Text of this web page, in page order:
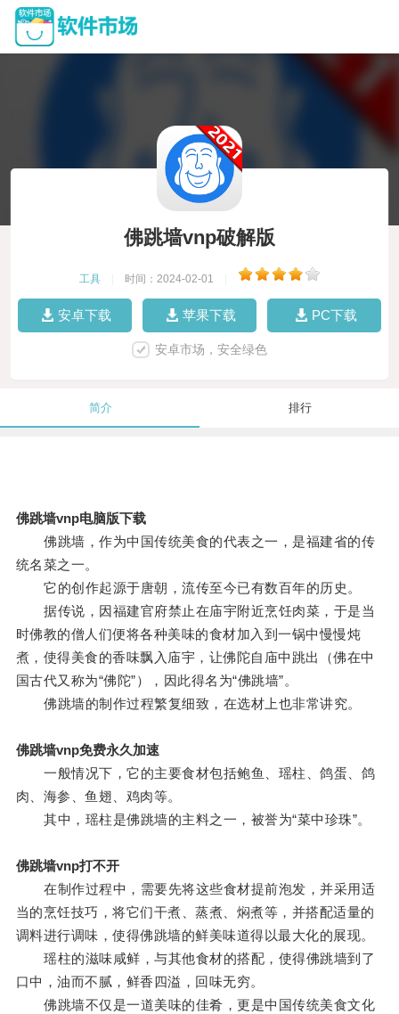
佛跳墙vnp破解版
工具 时间：2024-02-01
安卓下载 苹果下载 PC下载
安卓市场，安全绿色
简介 排行
佛跳墙vnp电脑版下载
佛跳墙，作为中国传统美食的代表之一，是福建省的传
统名菜之一。
它的创作起源于唐朝，流传至今已有数百年的历史。
据传说，因福建官府禁止在庙宇附近烹饪肉菜，于是当
时佛教的僧人们便将各种美味的食材加入到一锅中慢慢炖
煮，使得美食的香味飘入庙宇，让佛陀自庙中跳出（佛在中
国古代又称为“佛陀”），因此得名为“佛跳墙”。
佛跳墙的制作过程繁复细致，在选材上也非常讲究。
佛跳墙vnp免费永久加速
一般情况下，它的主要食材包括鲍鱼、瑶柱、鸽蛋、鸽
肉、海参、鱼翅、鸡肉等。
其中，瑶柱是佛跳墙的主料之一，被誉为“菜中珍珠”。
佛跳墙vnp打不开
在制作过程中，需要先将这些食材提前泡发，并采用适
当的烹饪技巧，将它们干煮、蒸煮、焖煮等，并搭配适量的
调料进行调味，使得佛跳墙的鲜美味道得以最大化的展现。
瑶柱的滋味咸鲜，与其他食材的搭配，使得佛跳墙到了
口中，油而不腻，鲜香四溢，回味无穷。
佛跳墙不仅是一道美味的佳肴，更是中国传统美食文化